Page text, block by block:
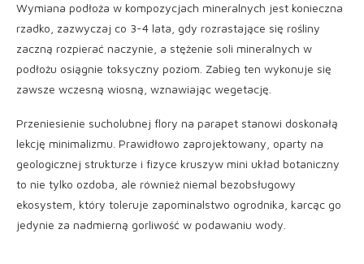
Wymiana podłoża w kompozycjach mineralnych jest konieczna
rzadko, zazwyczaj co 3-4 lata, gdy rozrastające się rośliny
zaczną rozpierać naczynie, a stężenie soli mineralnych w
podłożu osiągnie toksyczny poziom. Zabieg ten wykonuje się
zawsze wczesną wiosną, wznawiając wegetację.
Przeniesienie sucholubnej flory na parapet stanowi doskonałą
lekcję minimalizmu. Prawidłowo zaprojektowany, oparty na
geologicznej strukturze i fizyce kruszyw mini układ botaniczny
to nie tylko ozdoba, ale również niemal bezobsługowy
ekosystem, który toleruje zapominalstwo ogrodnika, karcąc go
jedynie za nadmierną gorliwość w podawaniu wody.